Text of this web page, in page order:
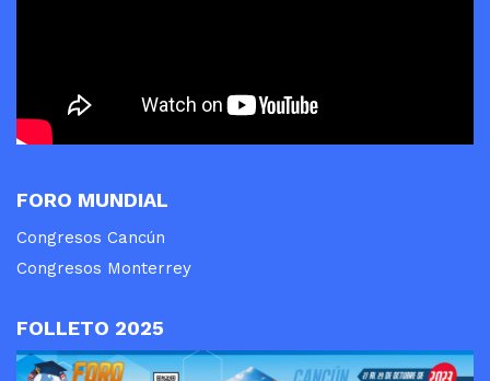
FORO MUNDIAL
Congresos Cancún
Congresos Monterrey
FOLLETO 2025